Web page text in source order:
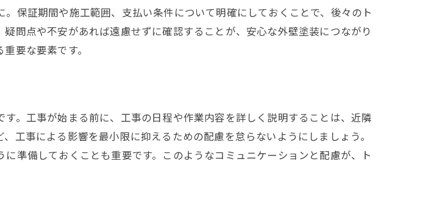
対応策
の外壁塗装ガイド
プバイステップ手順
品の重要性
るべきこと
目指すためのコツ
保証期間や施工範囲、支払い条件について明確にしておくことで、後々のト
問点や不安があれば遠慮せずに確認することが、安心な外壁塗装につながり
要な要素です。
。工事が始まる前に、工事の日程や作業内容を詳しく説明することは、近隣
工事による影響を最小限に抑えるための配慮を怠らないようにしましょう。
準備しておくことも重要です。このようなコミュニケーションと配慮が、ト